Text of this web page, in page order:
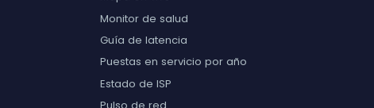
Monitor de salud
Guía de latencia
Puestas en servicio por año
Estado de ISP